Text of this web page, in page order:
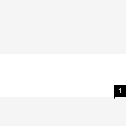
1